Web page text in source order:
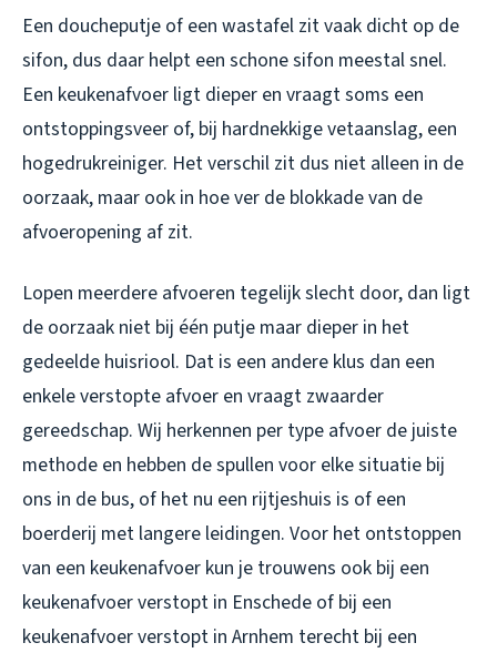
Een doucheputje of een wastafel zit vaak dicht op de
sifon, dus daar helpt een schone sifon meestal snel.
Een keukenafvoer ligt dieper en vraagt soms een
ontstoppingsveer of, bij hardnekkige vetaanslag, een
hogedrukreiniger. Het verschil zit dus niet alleen in de
oorzaak, maar ook in hoe ver de blokkade van de
afvoeropening af zit.
Lopen meerdere afvoeren tegelijk slecht door, dan ligt
de oorzaak niet bij één putje maar dieper in het
gedeelde huisriool. Dat is een andere klus dan een
enkele verstopte afvoer en vraagt zwaarder
gereedschap. Wij herkennen per type afvoer de juiste
methode en hebben de spullen voor elke situatie bij
ons in de bus, of het nu een rijtjeshuis is of een
boerderij met langere leidingen. Voor het ontstoppen
van een keukenafvoer kun je trouwens ook bij een
keukenafvoer verstopt in Enschede of bij een
keukenafvoer verstopt in Arnhem terecht bij een